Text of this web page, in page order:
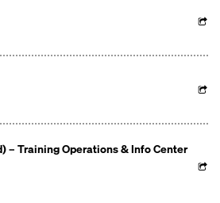
– Training Operations & Info Center